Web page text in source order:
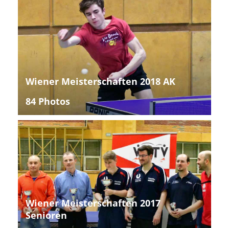
Wiener Meisterschaften 2018 AK
84 Photos
Wiener Meisterschaften 2017
Senioren